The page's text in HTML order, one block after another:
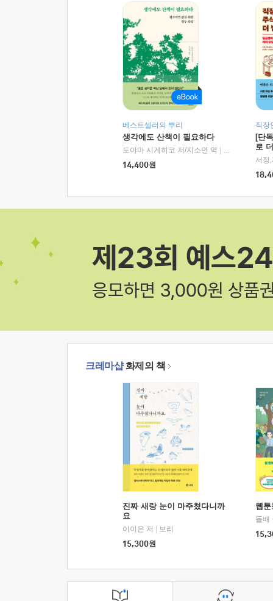
베스트셀러의 뿌리
생각에도 산책이 필요하다
도야마 시게히코 저/지소연 역
알에이치코리
14,400원
직장
[단
로
크레마샵화제의 책
진짜 새랑 눈이 마주쳤다니까
요
이이은 저
보리
15,300원
웹
돌배